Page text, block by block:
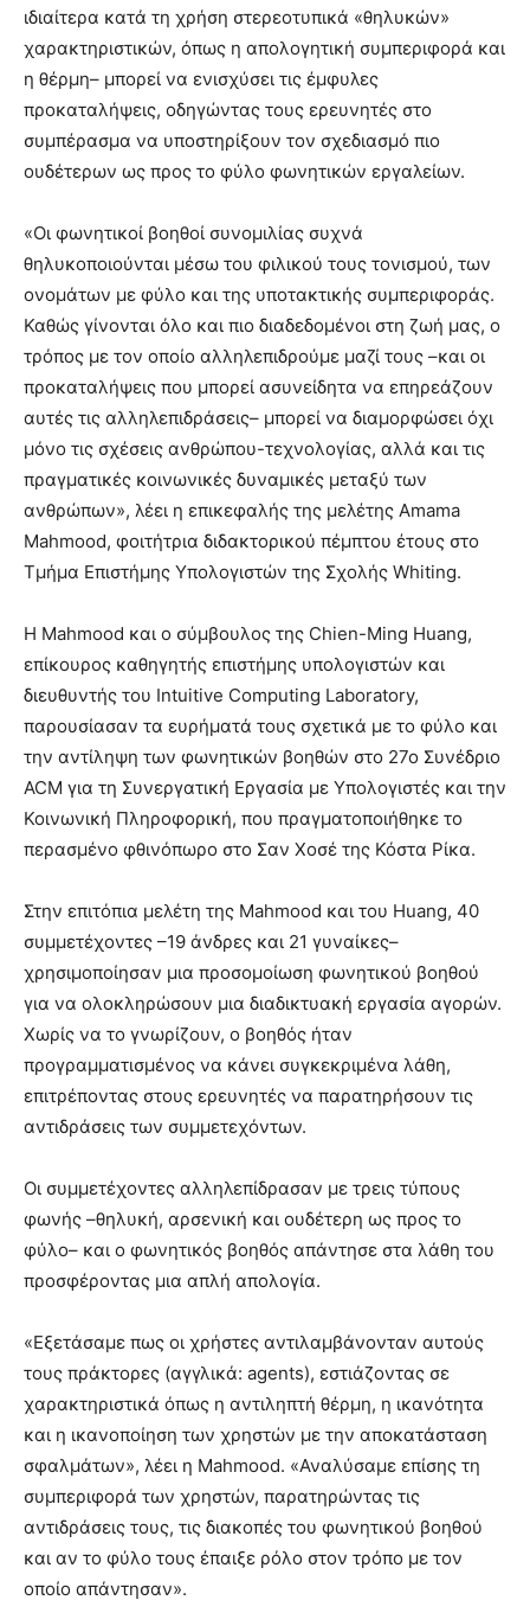
ιδιαίτερα κατά τη χρήση στερεοτυπικά «θηλυκών»
χαρακτηριστικών, όπως η απολογητική συμπεριφορά και
η θέρμη– μπορεί να ενισχύσει τις έμφυλες
προκαταλήψεις, οδηγώντας τους ερευνητές στο
συμπέρασμα να υποστηρίξουν τον σχεδιασμό πιο
ουδέτερων ως προς το φύλο φωνητικών εργαλείων.
«Οι φωνητικοί βοηθοί συνομιλίας συχνά
θηλυκοποιούνται μέσω του φιλικού τους τονισμού, των
ονομάτων με φύλο και της υποτακτικής συμπεριφοράς.
Καθώς γίνονται όλο και πιο διαδεδομένοι στη ζωή μας, ο
τρόπος με τον οποίο αλληλεπιδρούμε μαζί τους –και οι
προκαταλήψεις που μπορεί ασυνείδητα να επηρεάζουν
αυτές τις αλληλεπιδράσεις– μπορεί να διαμορφώσει όχι
μόνο τις σχέσεις ανθρώπου-τεχνολογίας, αλλά και τις
πραγματικές κοινωνικές δυναμικές μεταξύ των
ανθρώπων», λέει η επικεφαλής της μελέτης Amama
Mahmood, φοιτήτρια διδακτορικού πέμπτου έτους στο
Τμήμα Επιστήμης Υπολογιστών της Σχολής Whiting.
Η Mahmood και ο σύμβουλος της Chien-Ming Huang,
επίκουρος καθηγητής επιστήμης υπολογιστών και
διευθυντής του Intuitive Computing Laboratory,
παρουσίασαν τα ευρήματά τους σχετικά με το φύλο και
την αντίληψη των φωνητικών βοηθών στο 27ο Συνέδριο
ACM για τη Συνεργατική Εργασία με Υπολογιστές και την
Κοινωνική Πληροφορική, που πραγματοποιήθηκε το
περασμένο φθινόπωρο στο Σαν Χοσέ της Κόστα Ρίκα.
Στην επιτόπια μελέτη της Mahmood και του Huang, 40
συμμετέχοντες –19 άνδρες και 21 γυναίκες–
χρησιμοποίησαν μια προσομοίωση φωνητικού βοηθού
για να ολοκληρώσουν μια διαδικτυακή εργασία αγορών.
Χωρίς να το γνωρίζουν, ο βοηθός ήταν
προγραμματισμένος να κάνει συγκεκριμένα λάθη,
επιτρέποντας στους ερευνητές να παρατηρήσουν τις
αντιδράσεις των συμμετεχόντων.
Οι συμμετέχοντες αλληλεπίδρασαν με τρεις τύπους
φωνής –θηλυκή, αρσενική και ουδέτερη ως προς το
φύλο– και ο φωνητικός βοηθός απάντησε στα λάθη του
προσφέροντας μια απλή απολογία.
«Εξετάσαμε πως οι χρήστες αντιλαμβάνονταν αυτούς
τους πράκτορες (αγγλικά: agents), εστιάζοντας σε
χαρακτηριστικά όπως η αντιληπτή θέρμη, η ικανότητα
και η ικανοποίηση των χρηστών με την αποκατάσταση
σφαλμάτων», λέει η Mahmood. «Αναλύσαμε επίσης τη
συμπεριφορά των χρηστών, παρατηρώντας τις
αντιδράσεις τους, τις διακοπές του φωνητικού βοηθού
και αν το φύλο τους έπαιξε ρόλο στον τρόπο με τον
οποίο απάντησαν».